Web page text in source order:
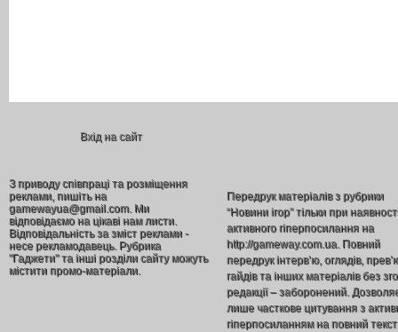
Вхід на сайт
З приводу співпраці та розміщення
реклами, пишіть на
gamewayua@gmail.com. Ми
відповідаємо на цікаві нам листи.
Відповідальність за зміст реклами -
несе рекламодавець. Рубрика
"Гаджети" та інші розділи сайту можуть
містити промо-матеріали.
Передрук матеріалів з рубрики
“Новини ігор” тільки при
активного гіперпосилання на
http://gameway.com.ua. Повний
передрук інтерв’ю, оглядів,
гайдів та інших матеріалів без
редакції – заборонений.
лише часткове цитування з
гіперпосиланням на повний текст